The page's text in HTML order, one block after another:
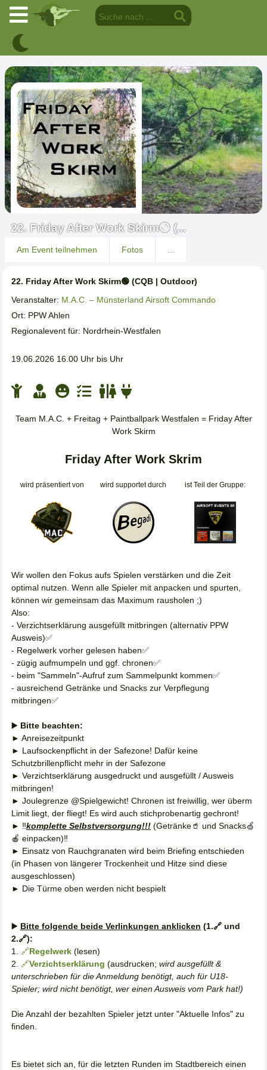
22. Friday After Work Skirm🟢 (...
Am Event teilnehmen Fotos
22. Friday After Work Skirm🟢 (CQB | Outdoor)
Veranstalter: M.A.C. – Münsterland Airsoft Commando
Ort: PPW Ahlen
Regionalevent für: Nordrhein-Westfalen
19.06.2026 16.00 Uhr bis Uhr
Team M.A.C. + Freitag + Paintballpark Westfalen = Friday After
Work Skirm
Friday After Work Skrim
wird präsentiert von wird supportet durch ist Teil der Gruppe:
Wir wollen den Fokus aufs Spielen verstärken und die Zeit
optimal nutzen. Wenn alle Spieler mit anpacken und spurten,
können wir gemeinsam das Maximum rausholen ;)
Also:
- Verzichtserklärung ausgefüllt mitbringen (alternativ PPW
Ausweis)✅️
- Regelwerk vorher gelesen haben✅️
- zügig aufmumpeln und ggf. chronen✅️
- beim "Sammeln"-Aufruf zum Sammelpunkt kommen✅️
- ausreichend Getränke und Snacks zur Verpflegung
mitbringen✅️
▶️ Bitte beachten:
► Anreisezeitpunkt
► Laufsockenpflicht in der Safezone! Dafür keine
Schutzbrillenpflicht mehr in der Safezone
► Verzichtserklärung ausgedruckt und ausgefüllt / Ausweis
mitbringen!
► Joulegrenze @Spielgewicht! Chronen ist freiwillig, wer überm
Limit liegt, der fliegt! Es wird auch stichprobenartig gechront!
► ‼️komplette Selbstversorgung!!! (Getränke🥤 und Snacks🍏
🍎 einpacken)‼️
► Einsatz von Rauchgranaten wird beim Briefing entschieden
(in Phasen von längerer Trockenheit und Hitze sind diese
ausgeschlossen)
► Die Türme oben werden nicht bespielt
▶️ Bitte folgende beide Verlinkungen anklicken (1.🔗 und
2.🔗):
1. 🔗Regelwerk (lesen)
2. 🔗Verzichtserklärung (ausdrucken; wird ausgefüllt &
unterschrieben für die Anmeldung benötigt, auch für U18-
Spieler; wird nicht benötigt, wer einen Ausweis vom Park hat!)
Die Anzahl der bezahlten Spieler jetzt unter "Aktuelle Infos" zu
finden.
Es bietet sich an, für die letzten Runden im Stadtbereich einen